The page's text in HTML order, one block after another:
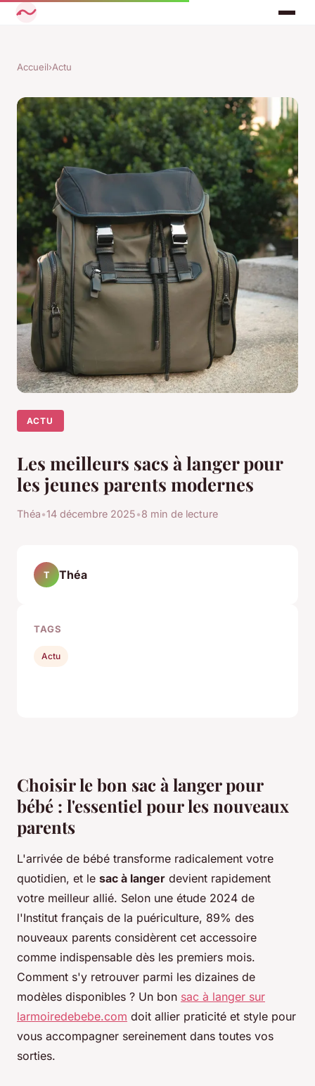
Accueil›Actu
ACTU
Les meilleurs sacs à langer pour
les jeunes parents modernes
Théa•14 décembre 2025•8 min de lecture
Choisir le bon sac à langer pour
bébé : l'essentiel pour les nouveaux
parents
L'arrivée de bébé transforme radicalement votre
quotidien, et le sac à langer devient rapidement
votre meilleur allié. Selon une étude 2024 de
l'Institut français de la puériculture, 89% des
nouveaux parents considèrent cet accessoire
comme indispensable dès les premiers mois.
Comment s'y retrouver parmi les dizaines de
modèles disponibles ? Un bon sac à langer sur
larmoiredebebe.com doit allier praticité et style pour
vous accompagner sereinement dans toutes vos
sorties.
T Théa
TAGS
Actu